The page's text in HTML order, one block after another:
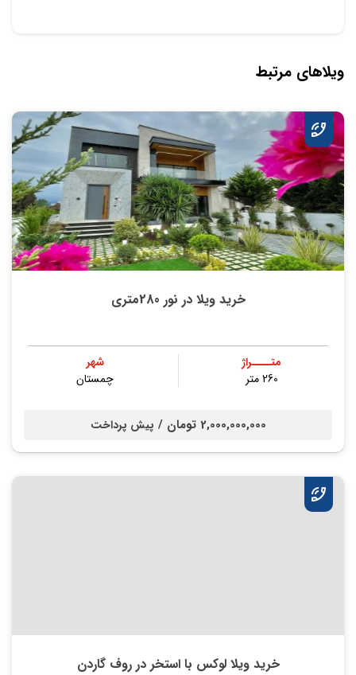
ویلاهای مرتبط
خرید ویلا در نور 280متری
متــــراژ
260 متر
شهر
چمستان
2,000,000,000 تومان / پیش پرداخت
خرید ویلا لوکس با استخر در روف گاردن